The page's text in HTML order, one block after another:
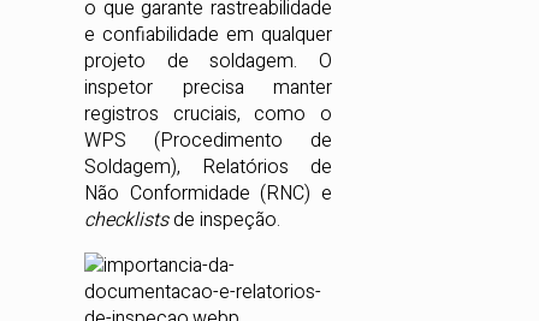
o que garante rastreabilidade
e confiabilidade em qualquer
projeto de soldagem. O
inspetor precisa manter
registros cruciais, como o
WPS (Procedimento de
Soldagem), Relatórios de
Não Conformidade (RNC) e
checklistsde inspeção.